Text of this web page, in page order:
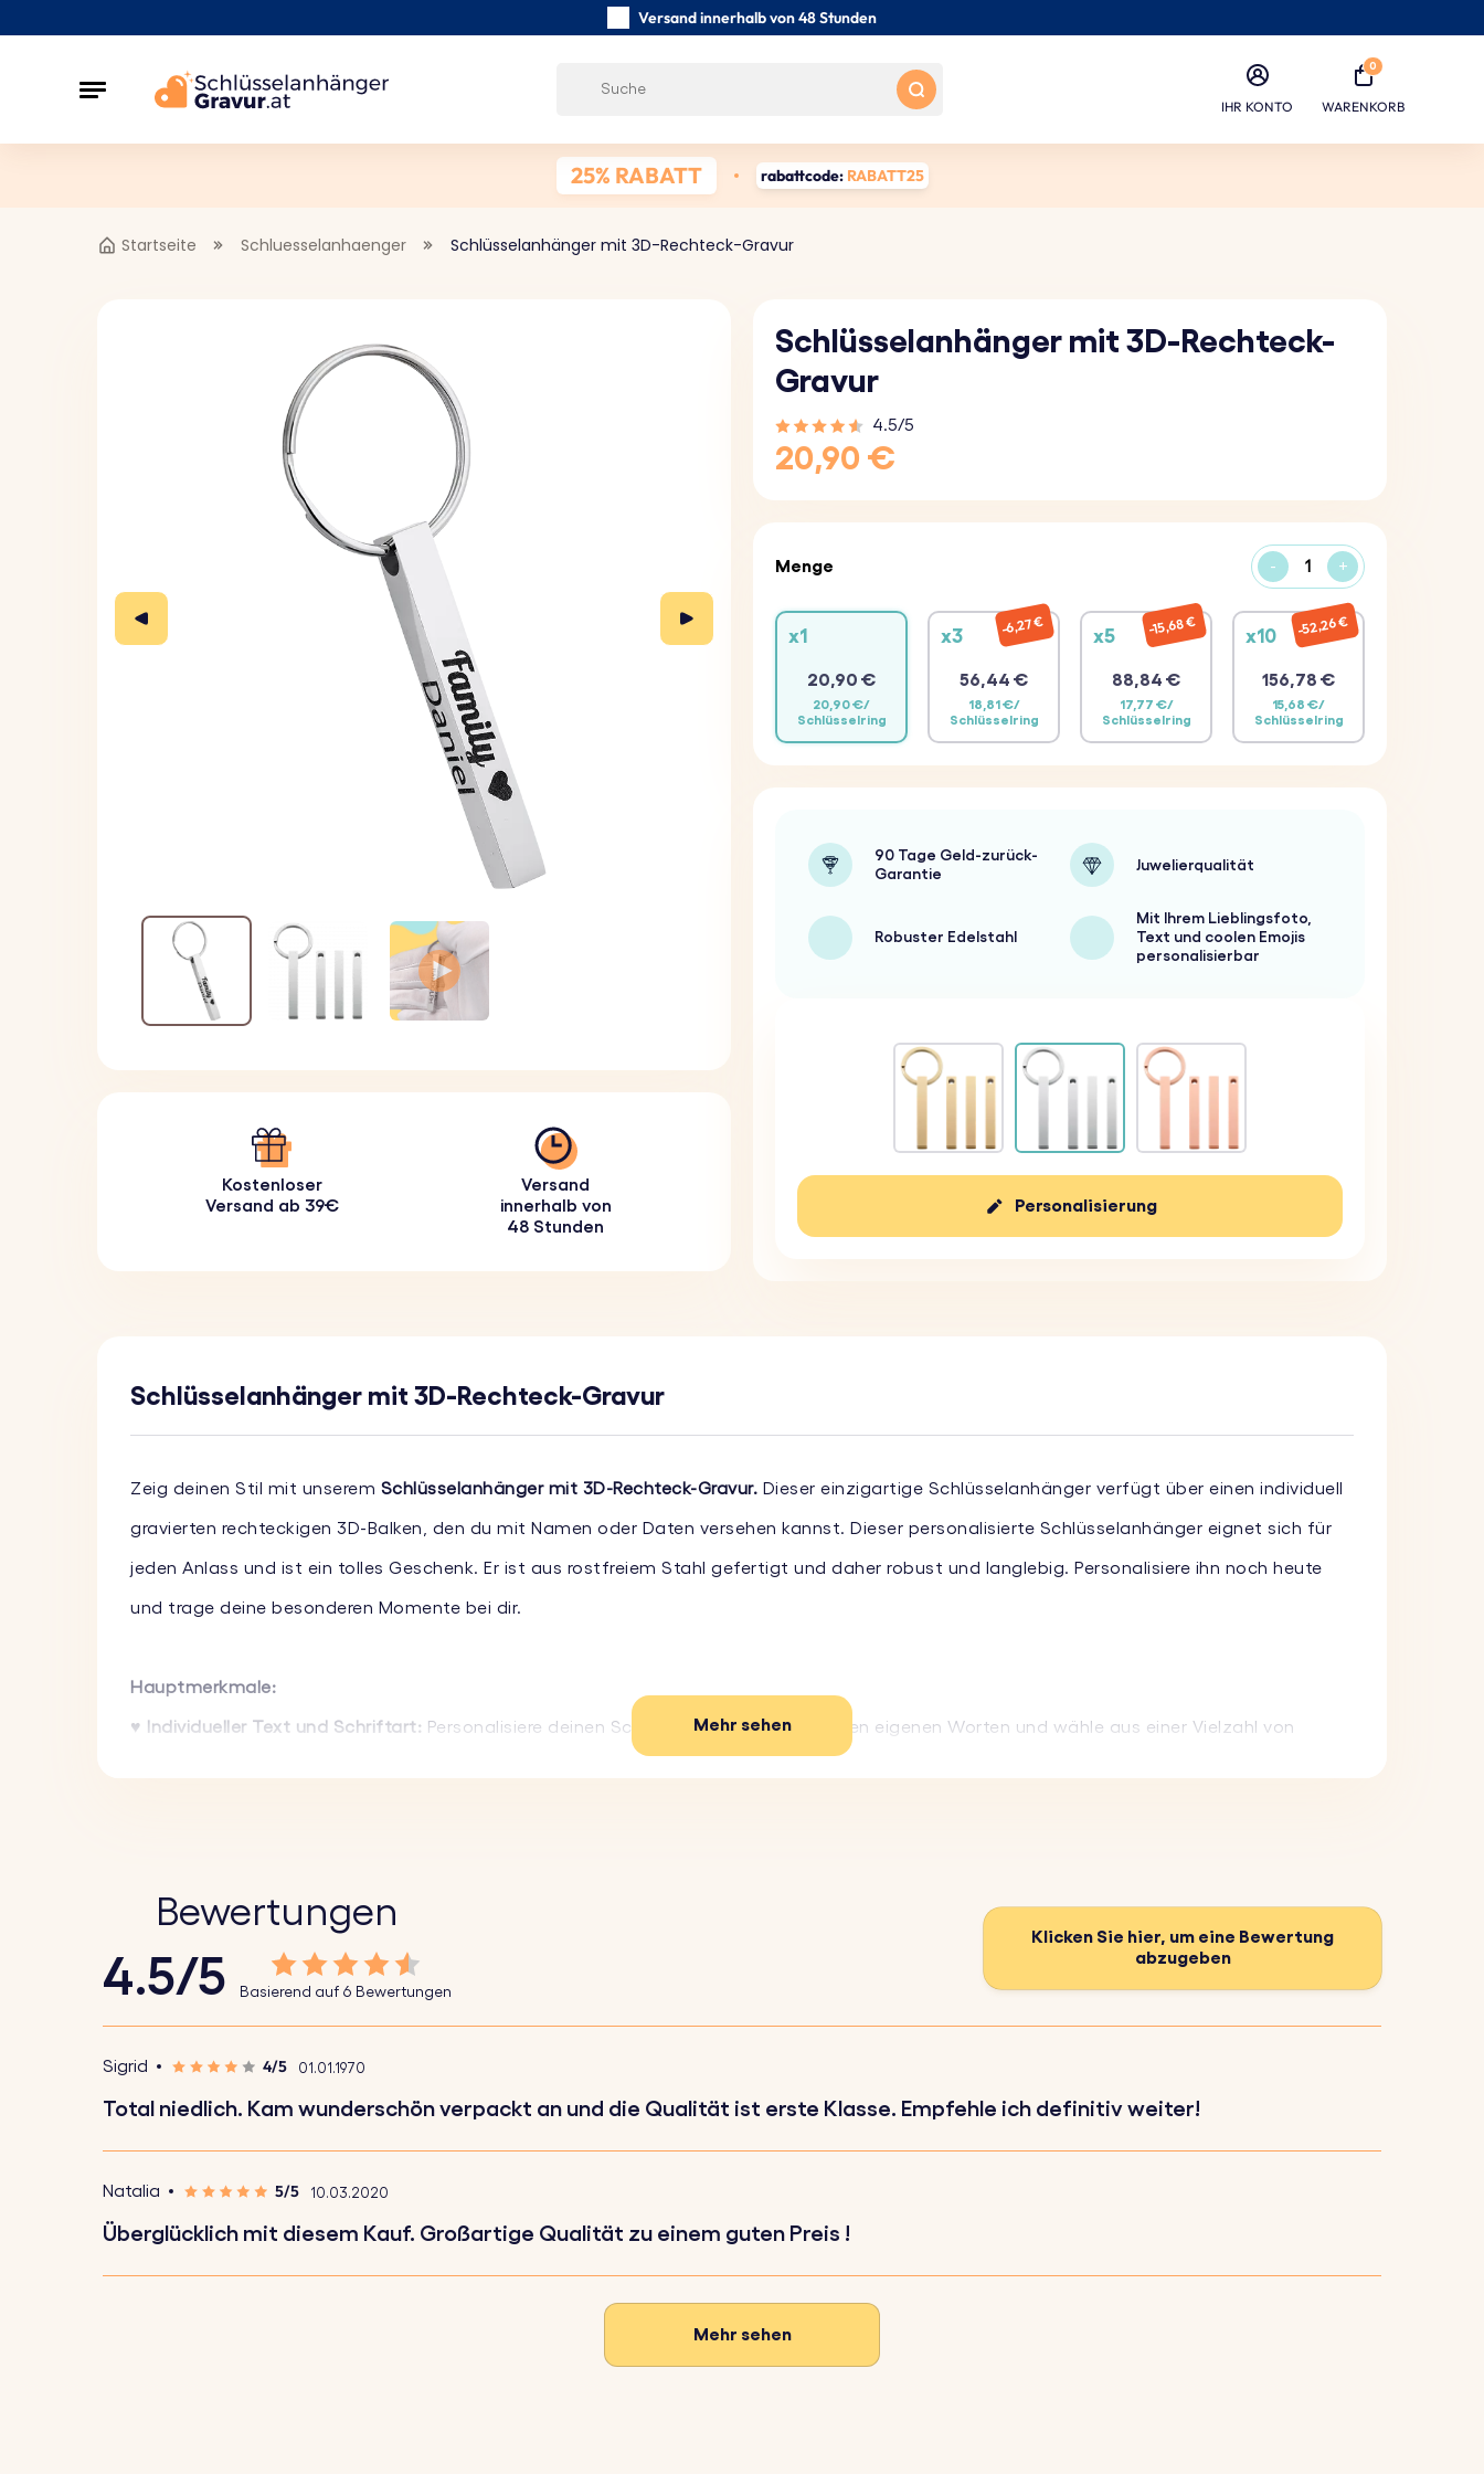
Versand innerhalb von 48 Stunden
IHR KONTO
0
WARENKORB
25% RABATT rabattcode: RABATT25
Startseite Schluesselanhaenger Schlüsselanhänger mit 3D-Rechteck-Gravur
Kostenloser
Versand ab 39€
Versand
innerhalb von
48 Stunden
Schlüsselanhänger mit 3D-Rechteck-
Gravur
4.5/5
20,90 €
Menge - +
x1
20,90 €
20,90 €/
Schlüsselring
x3
56,44 €
18,81 €/
Schlüsselring
6,27 € x5
88,84 €
17,77 €/
Schlüsselring
15,68 € x10
156,78 €
15,68 €/
Schlüsselring
52,26 €
90 Tage Geld-zurück-
Garantie
Juwelierqualität
Robuster Edelstahl
Mit Ihrem Lieblingsfoto,
Text und coolen Emojis
personalisierbar
Personalisierung
Schlüsselanhänger mit 3D-Rechteck-Gravur
Zeig deinen Stil mit unserem Schlüsselanhänger mit 3D-Rechteck-Gravur. Dieser einzigartige Schlüsselanhänger verfügt über einen individuell
gravierten rechteckigen 3D-Balken, den du mit Namen oder Daten versehen kannst. Dieser personalisierte Schlüsselanhänger eignet sich für
jeden Anlass und ist ein tolles Geschenk. Er ist aus rostfreiem Stahl gefertigt und daher robust und langlebig. Personalisiere ihn noch heute
und trage deine besonderen Momente bei dir.
Hauptmerkmale:
♥ Individueller Text und Schriftart: Personalisiere deinen Schlüsselanhänger mit deinen eigenen Worten und wähle aus einer Vielzahl von
So funktioniert's:
Füge die Worte hinzu, die du eingravieren möchtest.
Abmessungen des Rings:25 mm x 25 mm
Mehr sehen
Bewertungen
4.5/5 Basierend auf 6 Bewertungen
Klicken Sie hier, um eine Bewertung
abzugeben
Sigrid 4/5 01.01.1970
Total niedlich. Kam wunderschön verpackt an und die Qualität ist erste Klasse. Empfehle ich definitiv weiter!
Natalia 5/5 10.03.2020
Überglücklich mit diesem Kauf. Großartige Qualität zu einem guten Preis !
Mehr sehen